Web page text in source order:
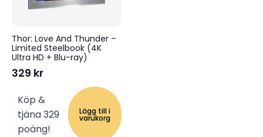
Thor: Love And Thunder –
Limited Steelbook (4K
Ultra HD + Blu-ray)
329 kr
Köp &
tjäna 329
poäng!
Lägg till i
varukorg